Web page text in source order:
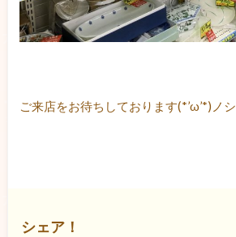
ご来店をお待ちしております(*’ω’*)ノシ
シェア！